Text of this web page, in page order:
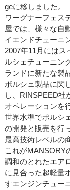
geに移しました。
ワーグナーフェス
屋では、様々な自
イエンドチューニ
2007年11月には
ルシェチューニン
ランドに新たな製
ポルシェ製品に関
し、RINSPEED社
オペレーションを
世界水準でポルシ
の開発と販売を行
最高技術レベルの
これがMANSORY
調和のとれたエア
に見合った超軽量
すエンジンチュー